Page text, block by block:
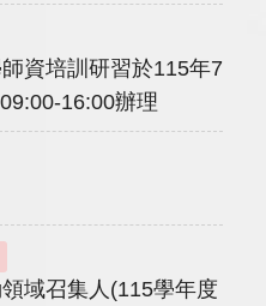
資培訓研習於115年7
16:00辦理
域召集人(115學年度